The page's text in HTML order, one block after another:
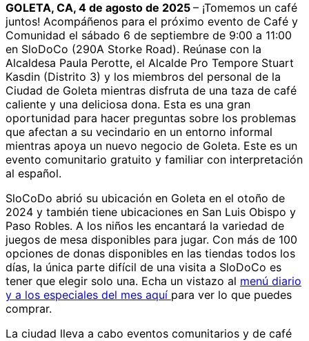
GOLETA, CA, 4 de agosto de 2025 – ¡Tomemos un café
juntos! Acompáñenos para el próximo evento de Café y
Comunidad el sábado 6 de septiembre de 9:00 a 11:00
en SloDoCo (290A Storke Road). Reúnase con la
Alcaldesa Paula Perotte, el Alcalde Pro Tempore Stuart
Kasdin (Distrito 3) y los miembros del personal de la
Ciudad de Goleta mientras disfruta de una taza de café
caliente y una deliciosa dona. Esta es una gran
oportunidad para hacer preguntas sobre los problemas
que afectan a su vecindario en un entorno informal
mientras apoya un nuevo negocio de Goleta. Este es un
evento comunitario gratuito y familiar con interpretación
al español.
SloCoDo abrió su ubicación en Goleta en el otoño de
2024 y también tiene ubicaciones en San Luis Obispo y
Paso Robles. A los niños les encantará la variedad de
juegos de mesa disponibles para jugar. Con más de 100
opciones de donas disponibles en las tiendas todos los
días, la única parte difícil de una visita a SloDoCo es
tener que elegir solo una. Echa un vistazo al menú diario
y a los especiales del mes aquí para ver lo que puedes
comprar.
La ciudad lleva a cabo eventos comunitarios y de café